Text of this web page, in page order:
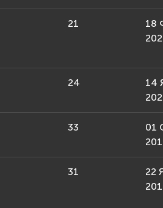
21
18
24
14
33
01
31
22